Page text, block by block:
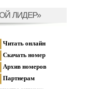
ЛИДЕР»
Читать онлайн
Скачать номер
Архив номеров
Партнерам